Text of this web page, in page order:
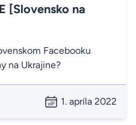
[Slovensko na
Facebooku
na Ukrajine?
1. apríla 2022